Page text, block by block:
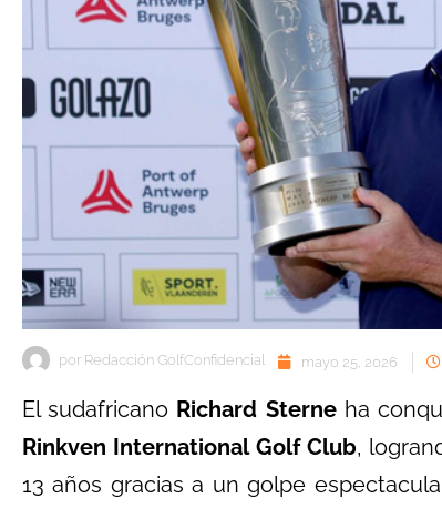
por Redacción GolfConfidencial mayo 25, 2026
El sudafricano Richard Sterneha
Rinkven International Golf Club,
13 años gracias a un golpe